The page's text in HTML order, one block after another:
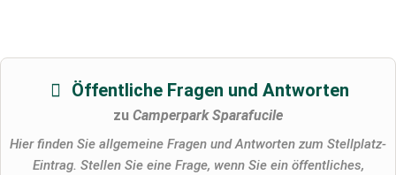
Öffentliche Fragen und Antworten
zu Camperpark Sparafucile
Hier finden Sie allgemeine Fragen und Antworten zum Stellplatz-
Eintrag. Stellen Sie eine Frage, wenn Sie ein öffentliches,